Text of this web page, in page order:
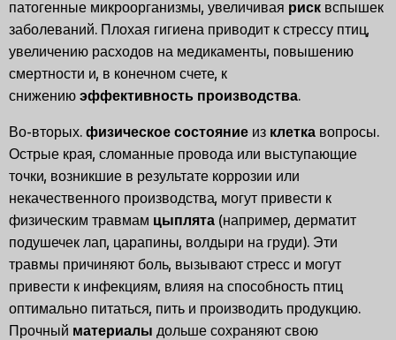
патогенные микроорганизмы, увеличивая риск вспышек
заболеваний. Плохая гигиена приводит к стрессу птиц,
увеличению расходов на медикаменты, повышению
смертности и, в конечном счете, к
снижению эффективность производства.
Во-вторых. физическое состояние из клетка вопросы.
Острые края, сломанные провода или выступающие
точки, возникшие в результате коррозии или
некачественного производства, могут привести к
физическим травмам цыплята (например, дерматит
подушечек лап, царапины, волдыри на груди). Эти
травмы причиняют боль, вызывают стресс и могут
привести к инфекциям, влияя на способность птиц
оптимально питаться, пить и производить продукцию.
Прочный материалы дольше сохраняют свою